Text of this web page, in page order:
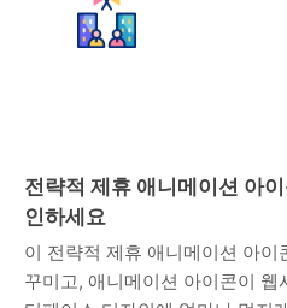
전략적 제휴 애니메이션 아
인하세요
이 전략적 제휴 애니메이션 아
꾸미고, 애니메이션 아이콘이 웹